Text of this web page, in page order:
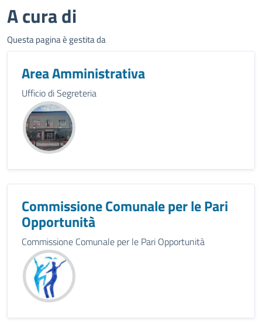
A cura di
Questa pagina è gestita da
Area Amministrativa
Ufficio di Segreteria
Commissione Comunale per le Pari
Opportunità
Commissione Comunale per le Pari Opportunità